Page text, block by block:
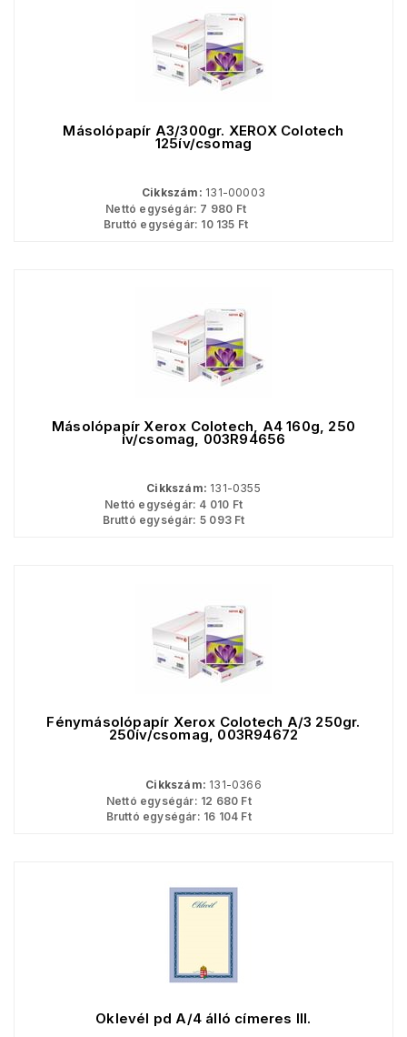
Másolópapír A3/300gr. XEROX Colotech
125ív/csomag
Cikkszám: 131-00003
Nettó egységár: 7 980 Ft
Bruttó egységár: 10 135 Ft
Másolópapír Xerox Colotech, A4 160g, 250
ív/csomag, 003R94656
Cikkszám: 131-0355
Nettó egységár: 4 010 Ft
Bruttó egységár: 5 093Ft
Fénymásolópapír Xerox Colotech A/3 250gr.
250ív/csomag, 003R94672
Cikkszám: 131-0366
Nettó egységár: 12 680 Ft
Bruttó egységár: 16 104 Ft
Oklevél pd A/4 álló címeres III.